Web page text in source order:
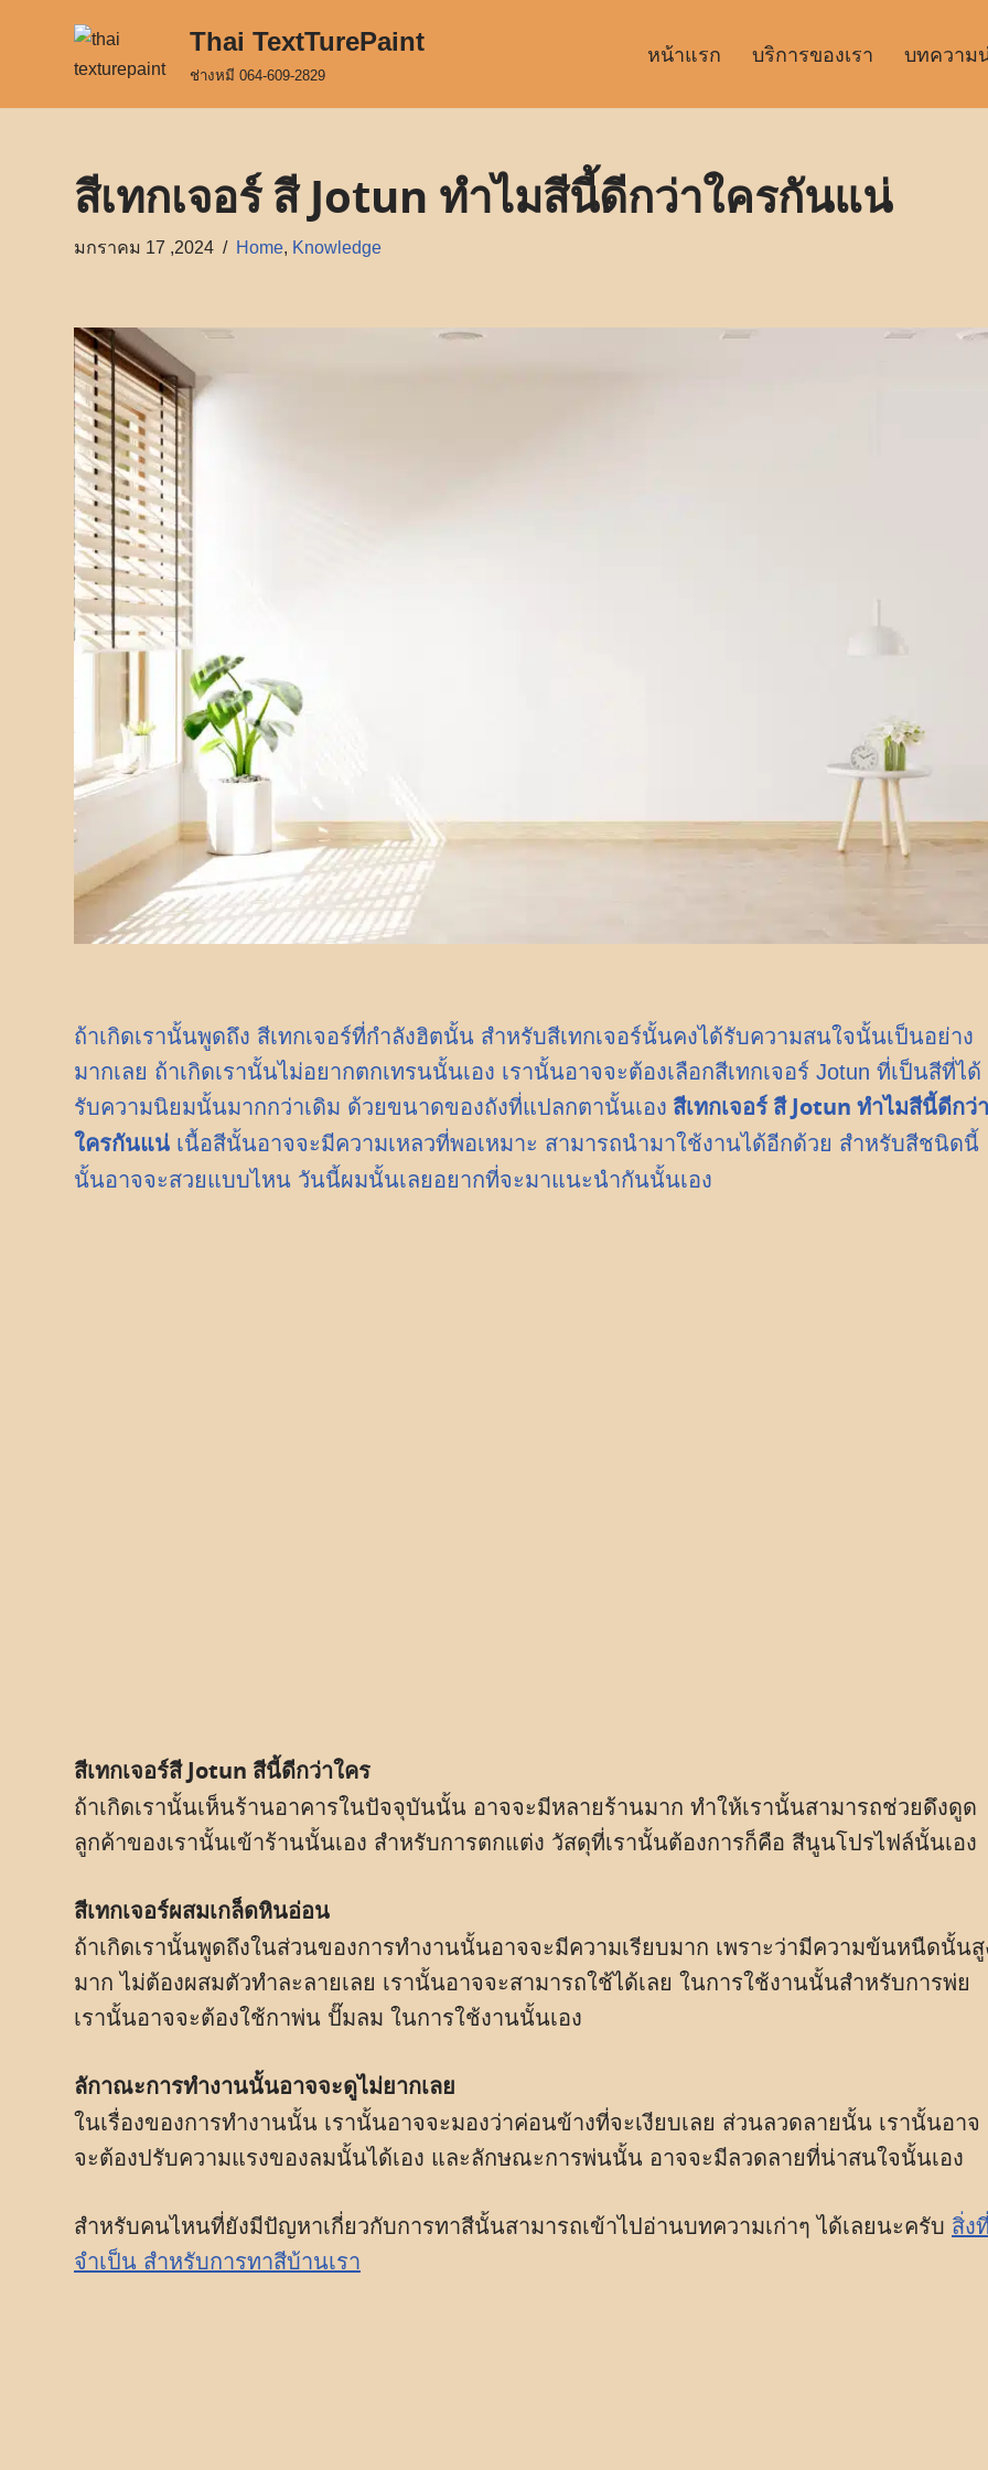
Thai TextTurePaint
ช่างหมี 064-609-2829
หน้าแรก บริการของเรา บทความ
สีเทกเจอร์ สี Jotun ทำไมสีนี้ดีกว่าใครกันแน่
มกราคม 17 ,2024 Home, Knowledge
ถ้าเกิดเรานั้นพูดถึง สีเทกเจอร์ที่กำลังฮิตนั้น สำหรับสีเทกเจอร์นั้นคงได้รับความสนใจนั้นเป็นอย่าง
มากเลย ถ้าเกิดเรานั้นไม่อยากตกเทรนนั้นเอง เรานั้นอาจจะต้องเลือกสีเทกเจอร์ Jotun ที่เป็นสีที่ได้
รับความนิยมนั้นมากกว่าเดิม ด้วยขนาดของถังที่แปลกตานั้นเอง สีเทกเจอร์ สี Jotun ทำไมสีนี้ดีกว่า
ใครกันแน่ เนื้อสีนั้นอาจจะมีความเหลวที่พอเหมาะ สามารถนำมาใช้งานได้อีกด้วย สำหรับสีชนิดนี้
นั้นอาจจะสวยแบบไหน วันนี้ผมนั้นเลยอยากที่จะมาแนะนำกันนั้นเอง
สีเทกเจอร์สี Jotun สีนี้ดีกว่าใคร
ถ้าเกิดเรานั้นเห็นร้านอาคารในปัจจุบันนั้น อาจจะมีหลายร้านมาก ทำให้เรานั้นสามารถช่วยดึงดูด
ลูกค้าของเรานั้นเข้าร้านนั้นเอง สำหรับการตกแต่ง วัสดุที่เรานั้นต้องการก็คือ สีนูนโปรไฟล์นั้นเอง
สีเทกเจอร์ผสมเกล็ดหินอ่อน
ถ้าเกิดเรานั้นพูดถึงในส่วนของการทำงานนั้นอาจจะมีความเรียบมาก เพราะว่ามีความข้นหนืดนั้นสู
มาก ไม่ต้องผสมตัวทำละลายเลย เรานั้นอาจจะสามารถใช้ได้เลย ในการใช้งานนั้นสำหรับการพ่ย
เรานั้นอาจจะต้องใช้กาพ่น ปั๊มลม ในการใช้งานนั้นเอง
ลักาณะการทำงานนั้นอาจจะดูไม่ยากเลย
ในเรื่องของการทำงานนั้น เรานั้นอาจจะมองว่าค่อนข้างที่จะเงียบเลย ส่วนลวดลายนั้น เรานั้นอาจ
จะต้องปรับความแรงของลมนั้นได้เอง และลักษณะการพ่นนั้น อาจจะมีลวดลายที่น่าสนใจนั้นเอง
สำหรับคนไหนที่ยังมีปัญหาเกี่ยวกับการทาสีนั้นสามารถเข้าไปอ่านบทความเก่าๆ ได้เลยนะครับ สิ่ง
จำเป็น สำหรับการทาสีบ้านเรา